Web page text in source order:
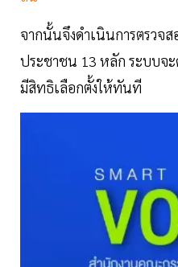
จากนั้นจึงดำเนินการตรวจส
ประชาชน 13 หลัก ระบบจ
มีสิทธิเลือกตั้งให้ทันที